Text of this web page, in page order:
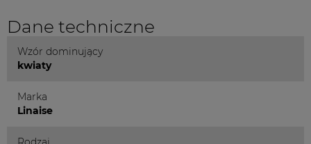
Dane techniczne
Wzór dominujący
kwiaty
Marka
Linaise